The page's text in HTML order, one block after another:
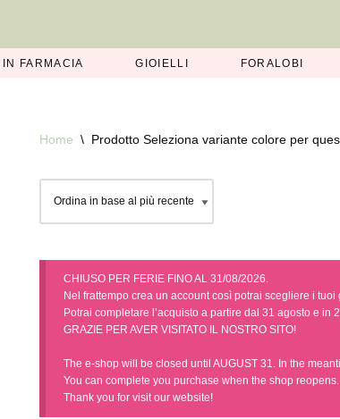
IN FARMACIA GIOIELLI FORALOBI
Home \ Prodotto Seleziona variante colore per
CHIUSO PER FERIE FINO AL 31/08/2026.
Nel frattempo crea un account così potrai scegliere i
Potrai completare l’acquisto a partire dal 31 agosto e in
GRAZIE PER AVER VISITATO IL NOSTRO SITO!
The e-shop will be closed until AUGUST 31. In the
You can complete you purchase when the shop reopens.
Thank you for visit our website!